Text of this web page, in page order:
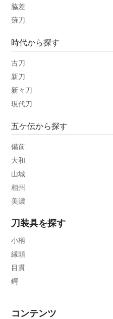
脇差
薙刀
時代から探す
古刀
新刀
新々刀
現代刀
五ケ伝から探す
備前
大和
山城
相州
美濃
刀装具を探す
小柄
縁頭
目貫
鍔
コンテンツ